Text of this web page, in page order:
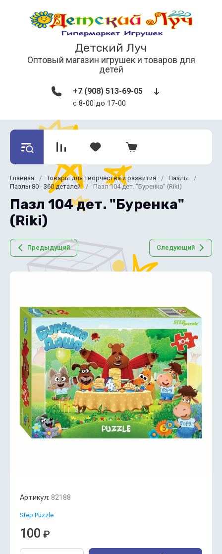
Детский Луч
Оптовый магазин игрушек и товаров для
детей
+7 (908) 513-69-05
с 8-00 до 17-00
Главная / Товары для творчества и развития / Пазлы
/
Пазлы 80 - 360 деталей
/ Пазл 104 дет. "Буренка" (Riki)
Пазл 104 дет. "Буренка"
(Riki)
Предыдущий Следующий
Артикул: 82188
Step Puzzle
100 ₽